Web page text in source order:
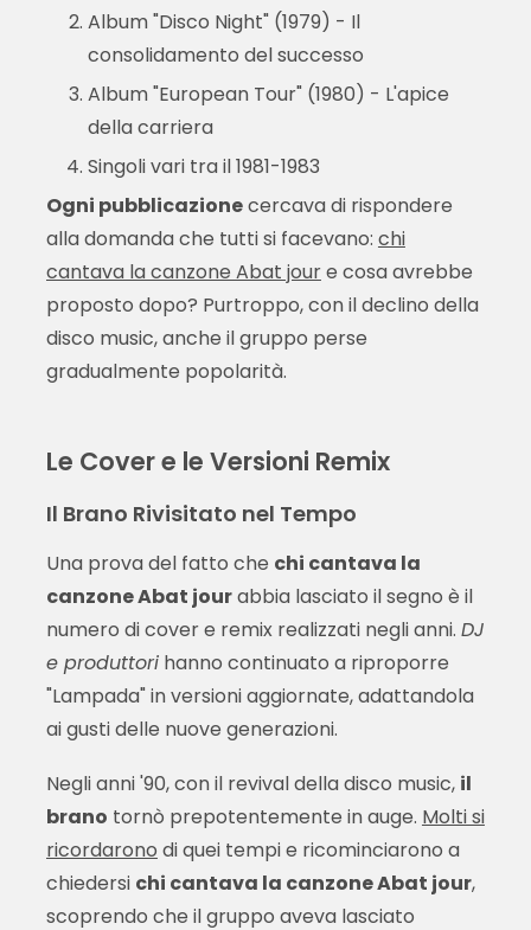
Album "Disco Night" (1979) - Il
consolidamento del successo
Album "European Tour" (1980) - L'apice
della carriera
Singoli vari tra il 1981-1983
Ogni pubblicazionecercava di rispondere
alla domanda che tutti si facevano: chi
cantava la canzone Abat joure cosa avrebbe
proposto dopo? Purtroppo, con il declino della
disco music, anche il gruppo perse
gradualmente popolarità.
Le Cover e le Versioni Remix
Il Brano Rivisitato nel Tempo
Una prova del fatto che chi cantava la
canzone Abat jourabbia lasciato il segno è il
numero di cover e remix realizzati negli anni. DJ
e produttorihanno continuato a riproporre
"Lampada" in versioni aggiornate, adattandola
ai gusti delle nuove generazioni.
Negli anni '90, con il revival della disco music, il
brano tornò prepotentemente in auge. Molti si
ricordarono di quei tempi e ricominciarono a
chiedersi chi cantava la canzone Abat jour,
scoprendo che il gruppo aveva lasciato